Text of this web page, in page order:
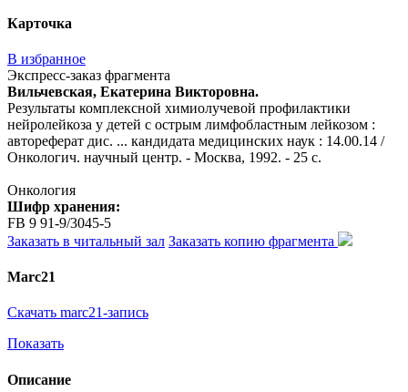
Карточка
В избранное
Экспресс-заказ фрагмента
Вильчевская, Екатерина Викторовна.
Результаты комплексной химиолучевой профилактики
нейролейкоза у детей с острым лимфобластным лейкозом :
автореферат дис. ... кандидата медицинских наук : 14.00.14 /
Онкологич. научный центр. - Москва, 1992. - 25 с.
Онкология
Шифр хранения:
FB 9 91-9/3045-5
Заказать в читальный зал Заказать копию фрагмента
Marc21
Скачать marc21-запись
Показать
Описание